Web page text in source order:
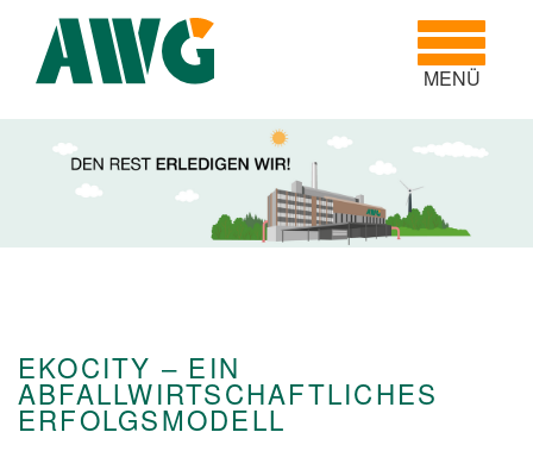
Toggle
MENÜ
EKOCITY – EIN
ABFALLWIRTSCHAFTLICHES
ERFOLGSMODELL